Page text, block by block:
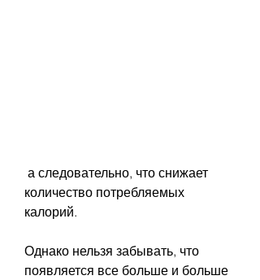
количество потребляемых
калорий.
Однако нельзя забывать, что
появляется все больше и больше